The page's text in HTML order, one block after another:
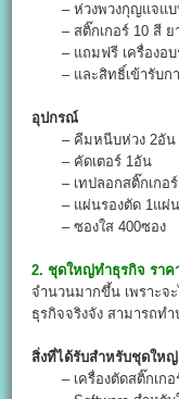
– ห่วงพวงกุญแจแบบ
– สติ๊กเกอร์ 10 สี ยา
– แถมฟรี เครื่องอบ
– และสิทธิ์เข้ารับกา
อุปกรณ์
– คีมหนีบห่วง 2อัน
– คัดเตอร์ 1อัน
– เทปลอกสติ๊กเกอร์
– แผ่นรองตัด 1แผ่น
– ซองใส 400ซอง
2. ชุดใหญ่ทำธุรกิจ ราค
จำนวนมากขึ้น เพราะจ
ธุรกิจจริงจัง สามารถท
สิ่งที่ได้รับสำหรับชุดให
– เครื่องตัดสติ๊กเกอร์